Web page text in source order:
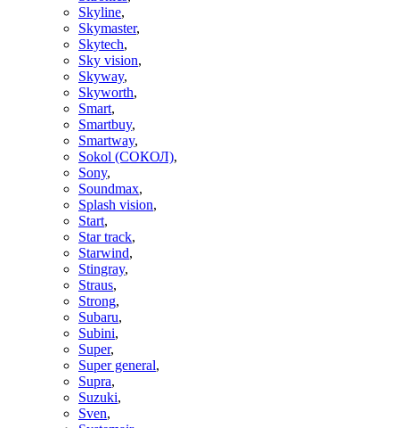
Skyline,
Skymaster,
Skytech,
Sky vision,
Skyway,
Skyworth,
Smart,
Smartbuy,
Smartway,
Sokol (СОКОЛ),
Sony,
Soundmax,
Splash vision,
Start,
Star track,
Starwind,
Stingray,
Straus,
Strong,
Subaru,
Subini,
Super,
Super general,
Supra,
Suzuki,
Sven,